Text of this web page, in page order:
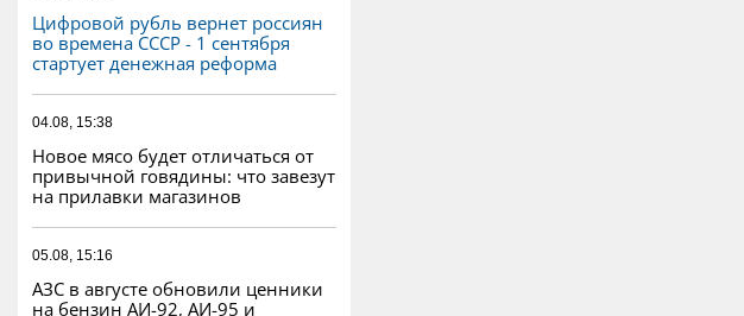
Цифровой рубль вернет россиян
во времена СССР - 1 сентября
стартует денежная реформа
04.08, 15:38
Новое мясо будет отличаться от
привычной говядины: что завезут
на прилавки магазинов
05.08, 15:16
АЗС в августе обновили ценники
на бензин АИ-92, АИ-95 и